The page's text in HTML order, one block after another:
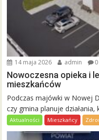
14 maja 2026 admin 0
Nowoczesna opieka i
mieszkańców
Podczas majówki w Nowej
czy gmina planuje działania,
Aktualności Mieszkańcy